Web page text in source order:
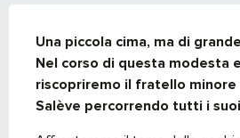
Una piccola cima, ma di
Nel corso di questa modesta
riscopriremo il fratello minore
Salève percorrendo tutti i